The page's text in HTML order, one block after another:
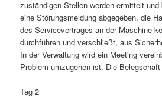
zuständigen Stellen werden ermittelt
eine Störungsmeldung abgegeben, die
des Servicevertrages an der Maschine
durchführen und verschließt, aus
In der Verwaltung wird ein Meeting
Problem umzugehen ist. Die
Tag 2